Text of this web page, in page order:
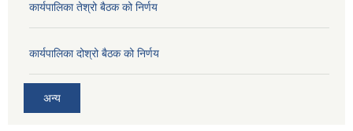
कार्यपालिका तेश्रो बैठक को निर्णय
कार्यपालिका दोश्रो बैठक को निर्णय
अन्य